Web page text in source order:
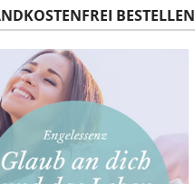
BESTELLEN